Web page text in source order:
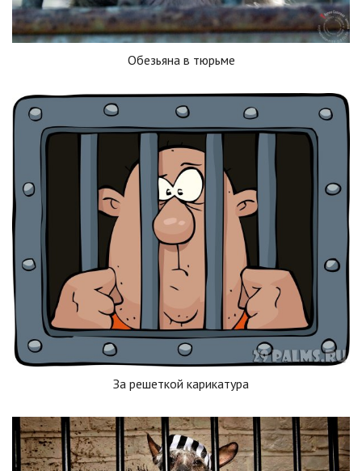
Обезьяна в тюрьме
За решеткой карикатура